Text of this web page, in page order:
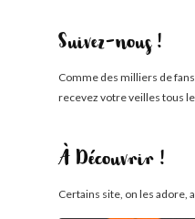
Suivez-nous !
Comme des milliers de
recevez votre veilles tous
À Découvrir !
Certains site, on les adore,